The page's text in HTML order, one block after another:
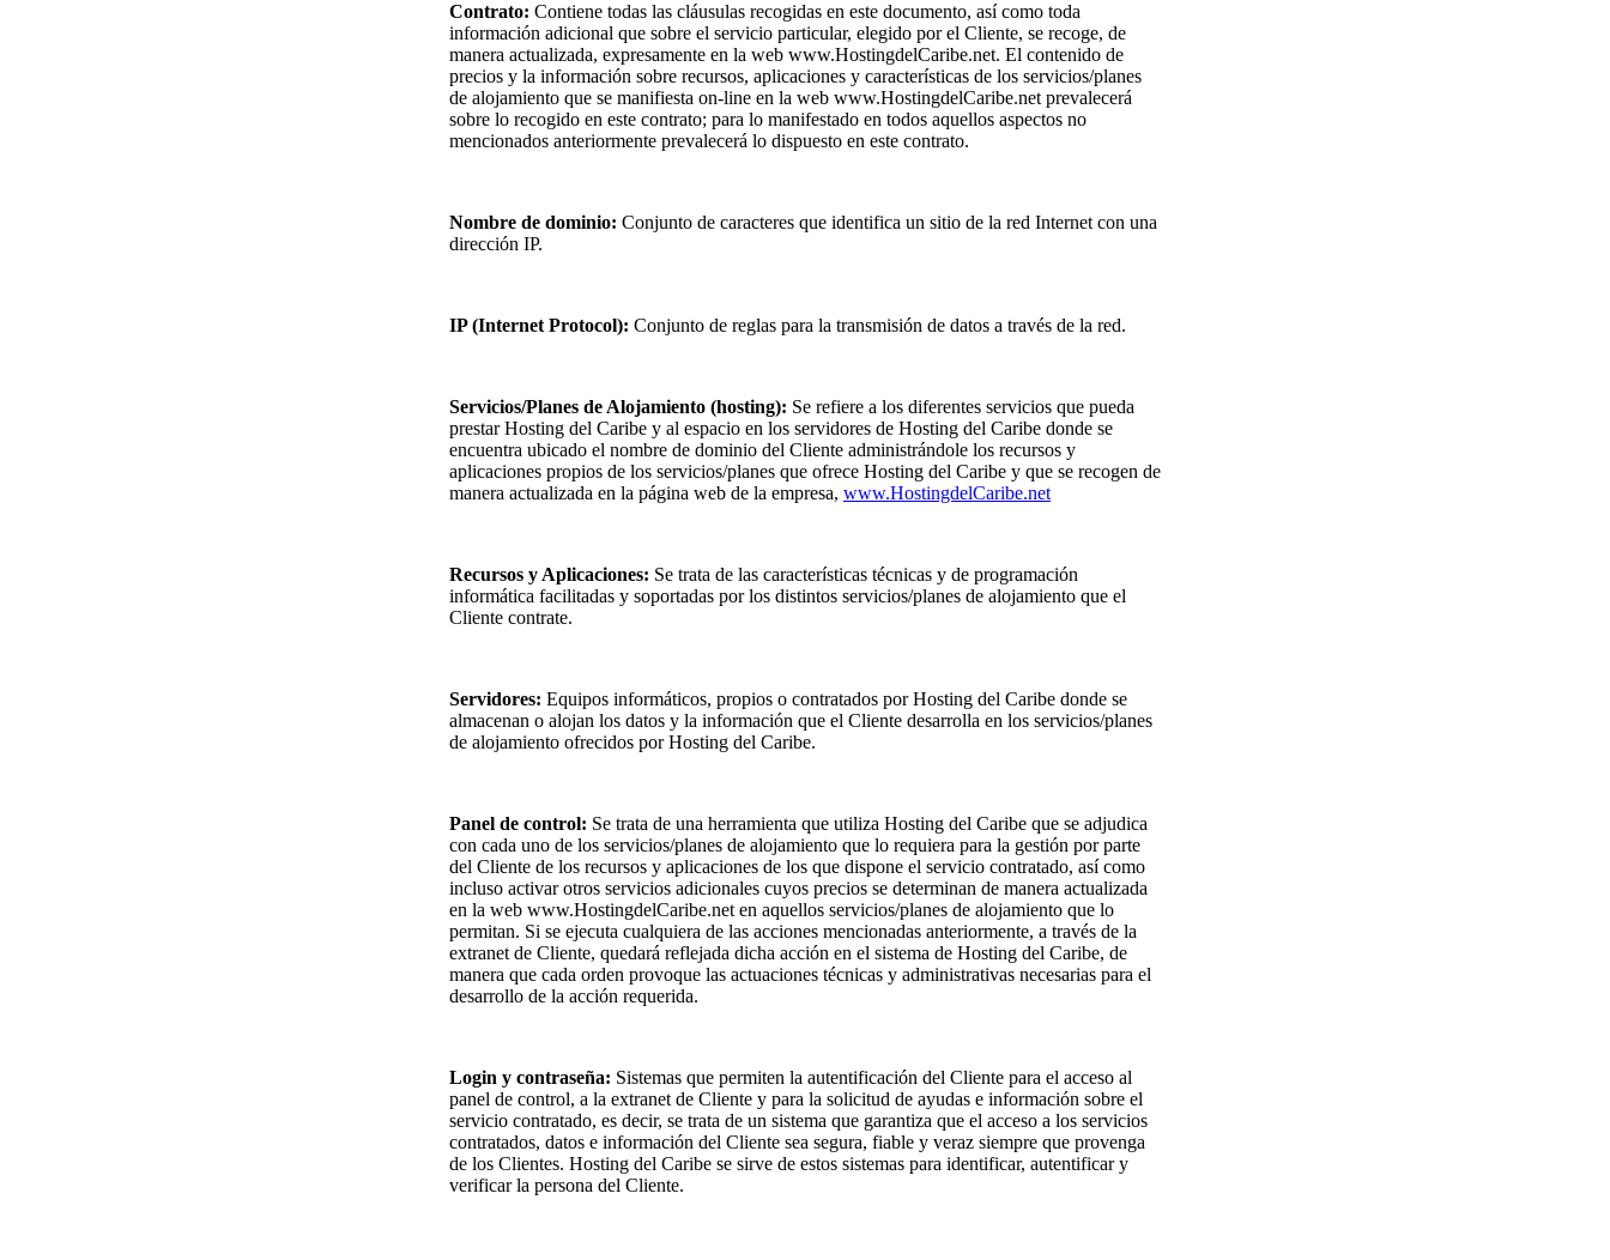
Contrato: Contiene todas las cláusulas recogidas en este documento, así como toda
información adicional que sobre el servicio particular, elegido por el Cliente, se recoge, de
manera actualizada, expresamente en la web www.HostingdelCaribe.net. El contenido de
precios y la información sobre recursos, aplicaciones y características de los servicios/planes
de alojamiento que se manifiesta on-line en la web www.HostingdelCaribe.net prevalecerá
sobre lo recogido en este contrato; para lo manifestado en todos aquellos aspectos no
mencionados anteriormente prevalecerá lo dispuesto en este contrato.
Nombre de dominio: Conjunto de caracteres que identifica un sitio de la red Internet con una
dirección IP.
IP (Internet Protocol): Conjunto de reglas para la transmisión de datos a través de la red.
Servicios/Planes de Alojamiento (hosting): Se refiere a los diferentes servicios que pueda
prestar Hosting del Caribe y al espacio en los servidores de Hosting del Caribe donde se
encuentra ubicado el nombre de dominio del Cliente administrándole los recursos y
aplicaciones propios de los servicios/planes que ofrece Hosting del Caribe y que se recogen de
manera actualizada en la página web de la empresa, www.HostingdelCaribe.net
Recursos y Aplicaciones: Se trata de las características técnicas y de programación
informática facilitadas y soportadas por los distintos servicios/planes de alojamiento que el
Cliente contrate.
Servidores: Equipos informáticos, propios o contratados por Hosting del Caribe donde se
almacenan o alojan los datos y la información que el Cliente desarrolla en los servicios/planes
de alojamiento ofrecidos por Hosting del Caribe.
Panel de control: Se trata de una herramienta que utiliza Hosting del Caribe que se adjudica
con cada uno de los servicios/planes de alojamiento que lo requiera para la gestión por parte
del Cliente de los recursos y aplicaciones de los que dispone el servicio contratado, así como
incluso activar otros servicios adicionales cuyos precios se determinan de manera actualizada
en la web www.HostingdelCaribe.net en aquellos servicios/planes de alojamiento que lo
permitan. Si se ejecuta cualquiera de las acciones mencionadas anteriormente, a través de la
extranet de Cliente, quedará reflejada dicha acción en el sistema de Hosting del Caribe, de
manera que cada orden provoque las actuaciones técnicas y administrativas necesarias para el
desarrollo de la acción requerida.
Login y contraseña: Sistemas que permiten la autentificación del Cliente para el acceso al
panel de control, a la extranet de Cliente y para la solicitud de ayudas e información sobre el
servicio contratado, es decir, se trata de un sistema que garantiza que el acceso a los servicios
contratados, datos e información del Cliente sea segura, fiable y veraz siempre que provenga
de los Clientes. Hosting del Caribe se sirve de estos sistemas para identificar, autentificar y
verificar la persona del Cliente.